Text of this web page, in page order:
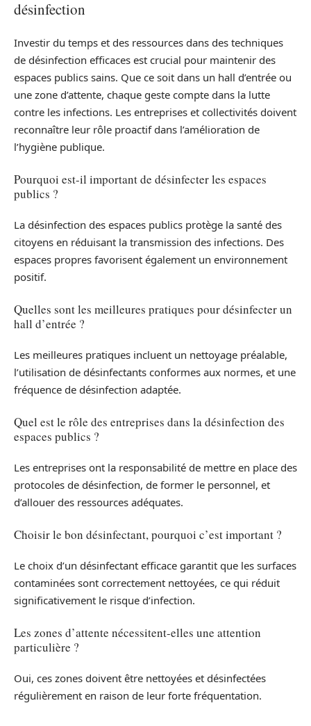
désinfection
Investir du temps et des ressources dans des techniques
de désinfection efficaces est crucial pour maintenir des
espaces publics sains. Que ce soit dans un hall d’entrée ou
une zone d’attente, chaque geste compte dans la lutte
contre les infections. Les entreprises et collectivités doivent
reconnaître leur rôle proactif dans l’amélioration de
l’hygiène publique.
Pourquoi est-il important de désinfecter les espaces
publics ?
La désinfection des espaces publics protège la santé des
citoyens en réduisant la transmission des infections. Des
espaces propres favorisent également un environnement
positif.
Quelles sont les meilleures pratiques pour désinfecter un
hall d’entrée ?
Les meilleures pratiques incluent un nettoyage préalable,
l’utilisation de désinfectants conformes aux normes, et une
fréquence de désinfection adaptée.
Quel est le rôle des entreprises dans la désinfection des
espaces publics ?
Les entreprises ont la responsabilité de mettre en place des
protocoles de désinfection, de former le personnel, et
d’allouer des ressources adéquates.
Choisir le bon désinfectant, pourquoi c’est important ?
Le choix d’un désinfectant efficace garantit que les surfaces
contaminées sont correctement nettoyées, ce qui réduit
significativement le risque d’infection.
Les zones d’attente nécessitent-elles une attention
particulière ?
Oui, ces zones doivent être nettoyées et désinfectées
régulièrement en raison de leur forte fréquentation.